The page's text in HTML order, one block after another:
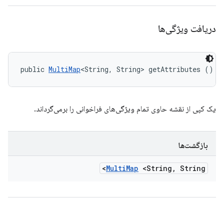
دریافت ویژگی‌ها
public MultiMap<String, String> getAttributes ()
یک کپی از نقشه حاوی تمام ویژگی‌های فراخوانی را برمی‌گرداند.
بازگشت‌ها
MultiMap <String , String>